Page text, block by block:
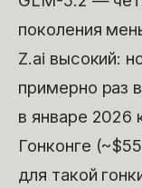
поколения
Z.ai высокий:
примерно раз
в январе 2026
Гонконге
для такой